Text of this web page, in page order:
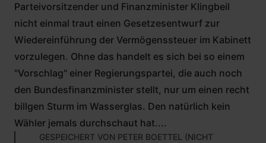
Parteivorsitzender und Finanzminister Klingbeil
nicht einmal traut einen Gesetzesentwurf zur
Wiedereinführung der Vermögenssteuer im Kabinett
vorzulegen. Ohne das handelt es sich bei so einem
"Vorschlag" einer Regierungspartei, die auch noch
den Bundesfinanzminister stellt, nur um einen recht
billgen Sturm im Wasserglas. Den natürlich kein
Wähler jemals durchschaut hat....
GESPEICHERT VON PETER BOETTEL (NICHT